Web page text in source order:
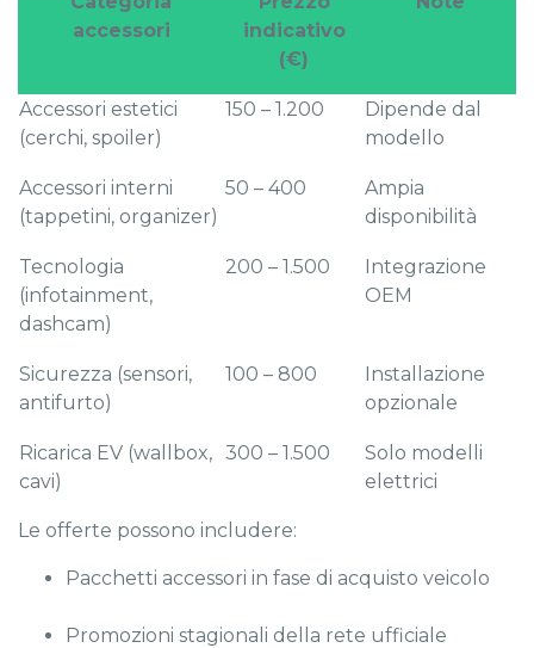
accessori
indicativo
(€)
Accessori estetici
(cerchi, spoiler)
150 – 1.200
Dipende dal
modello
Accessori interni
(tappetini, organizer)
50 – 400
Ampia
disponibilità
Tecnologia
(infotainment,
dashcam)
200 – 1.500
Integrazione
OEM
Sicurezza (sensori,
antifurto)
100 – 800
Installazione
opzionale
Ricarica EV (wallbox,
cavi)
300 – 1.500
Solo modelli
elettrici
Le offerte possono includere:
Pacchetti accessori in fase di acquisto veicolo
Promozioni stagionali della rete ufficiale